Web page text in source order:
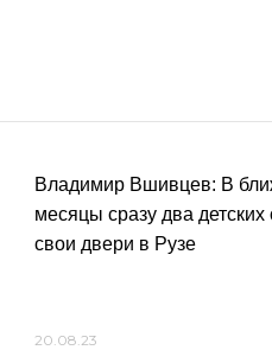
Владимир Вшивцев: В
месяцы сразу два детских
свои двери в Рузе
20.08.23